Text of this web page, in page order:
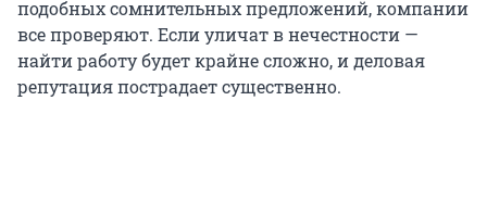
подобных сомнительных предложений, компании
все проверяют. Если уличат в нечестности —
найти работу будет крайне сложно, и деловая
репутация пострадает существенно.